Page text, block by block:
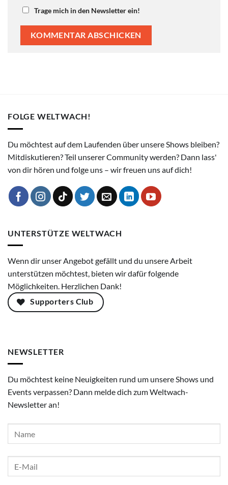
Trage mich in den Newsletter ein!
FOLGE WELTWACH!
Du möchtest auf dem Laufenden über unsere Shows bleiben?
Mitdiskutieren? Teil unserer Community werden? Dann lass'
von dir hören und folge uns – wir freuen uns auf dich!
UNTERSTÜTZE WELTWACH
Wenn dir unser Angebot gefällt und du unsere Arbeit
unterstützen möchtest, bieten wir dafür folgende
Möglichkeiten. Herzlichen Dank!
Supporters Club
NEWSLETTER
Du möchtest keine Neuigkeiten rund um unsere Shows und
Events verpassen? Dann melde dich zum Weltwach-
Newsletter an!